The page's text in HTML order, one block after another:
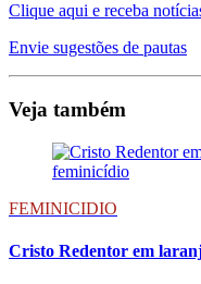
Clique aqui e receba
Envie sugestões de pautas
Veja também
FEMINICIDIO
Cristo Redentor em